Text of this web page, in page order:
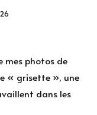
mes photos de
« grisette », une
dans les